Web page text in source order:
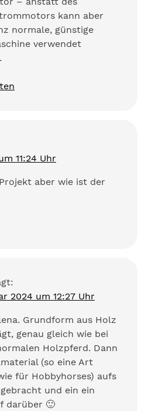
kann aber
normale, günstige
verwendet
11:24 Uhr
aber wie ist der
2024 um 12:27 Uhr
Grundform aus Holz
genau gleich wie bei
Holzpferd. Dann
(so eine Art
für Hobbyhorses) aufs
und ein ein
darüber 🙂